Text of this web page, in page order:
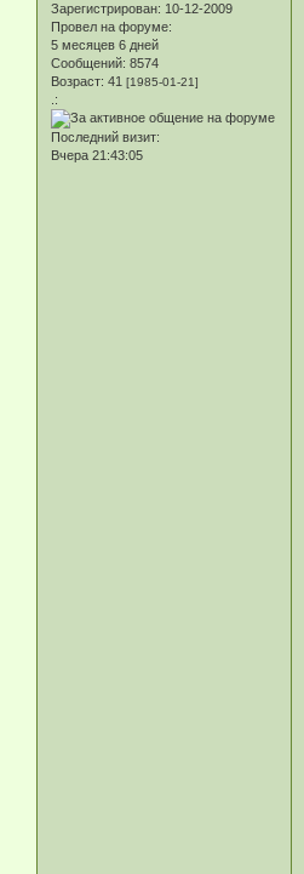
Зарегистрирован: 10-12-2009
Провел на форуме:
5 месяцев 6 дней
Сообщений: 8574
Возраст: 41 [1985-01-21]
.:
Последний визит:
Вчера 21:43:05